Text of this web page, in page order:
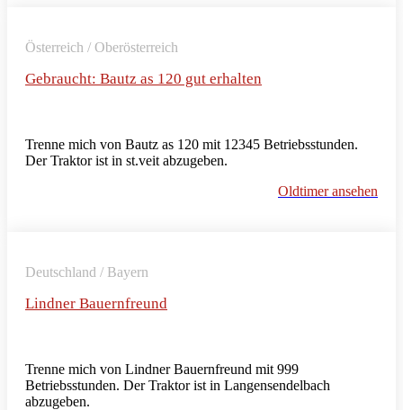
Österreich / Oberösterreich
Gebraucht: Bautz as 120 gut erhalten
Trenne mich von Bautz as 120 mit 12345 Betriebsstunden.
Der Traktor ist in st.veit abzugeben.
Oldtimer ansehen
Deutschland / Bayern
Lindner Bauernfreund
Trenne mich von Lindner Bauernfreund mit 999
Betriebsstunden. Der Traktor ist in Langensendelbach
abzugeben.